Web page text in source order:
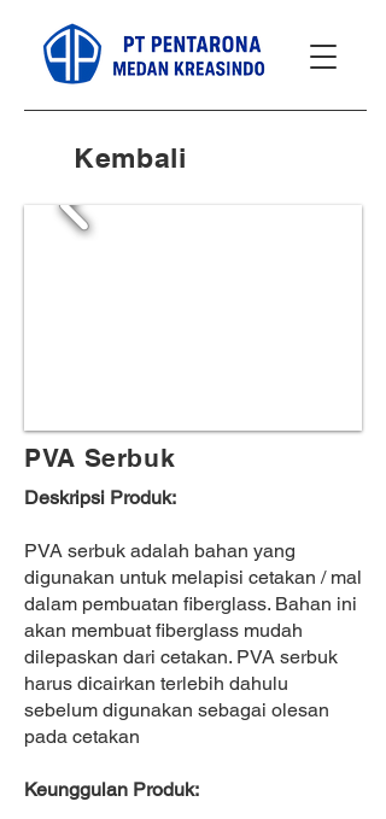
Kembali
PVA Serbuk
Deskripsi Produk:
PVA serbuk adalah bahan yang
digunakan untuk melapisi cetakan / mal
dalam pembuatan fiberglass. Bahan ini
akan membuat fiberglass mudah
dilepaskan dari cetakan. PVA serbuk
harus dicairkan terlebih dahulu
sebelum digunakan sebagai olesan
pada cetakan
Keunggulan Produk: